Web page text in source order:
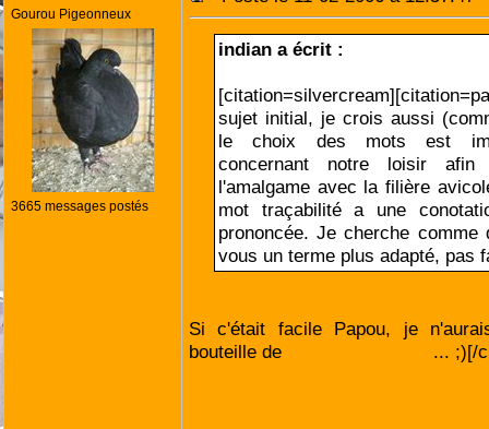
Gourou Pigeonneux
3665 messages postés
indian a écrit :
sujet initial, je crois aussi
le choix des mots est
concernant notre loisir
l'amalgame avec la filière
mot traçabilité a une
prononcée. Je cherche comme
vous un terme plus adapté, pas
Si c'était facile Papou, je
bouteille de
... ;)[/